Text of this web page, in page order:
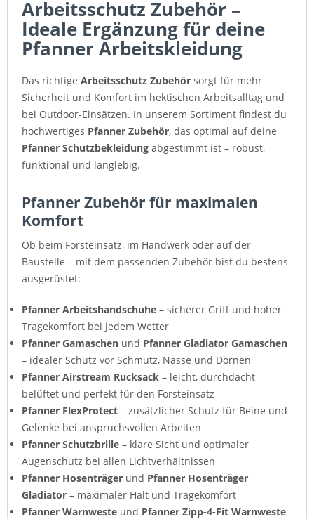
Arbeitsschutz Zubehör –
Ideale Ergänzung für deine
Pfanner Arbeitskleidung
Das richtige Arbeitsschutz Zubehör sorgt für mehr
Sicherheit und Komfort im hektischen Arbeitsalltag und
bei Outdoor-Einsätzen. In unserem Sortiment findest du
hochwertiges Pfanner Zubehör, das optimal auf deine
Pfanner Schutzbekleidung abgestimmt ist – robust,
funktional und langlebig.
Pfanner Zubehör für maximalen
Komfort
Ob beim Forsteinsatz, im Handwerk oder auf der
Baustelle – mit dem passenden Zubehör bist du bestens
ausgerüstet:
Pfanner Arbeitshandschuhe – sicherer Griff und hoher
Tragekomfort bei jedem Wetter
Pfanner Gamaschen und Pfanner Gladiator Gamaschen
– idealer Schutz vor Schmutz, Nässe und Dornen
Pfanner Airstream Rucksack – leicht, durchdacht
belüftet und perfekt für den Forsteinsatz
Pfanner FlexProtect – zusätzlicher Schutz für Beine und
Gelenke bei anspruchsvollen Arbeiten
Pfanner Schutzbrille – klare Sicht und optimaler
Augenschutz bei allen Lichtverhältnissen
Pfanner Hosenträger und Pfanner Hosenträger
Gladiator – maximaler Halt und Tragekomfort
Pfanner Warnweste und Pfanner Zipp-4-Fit Warnweste